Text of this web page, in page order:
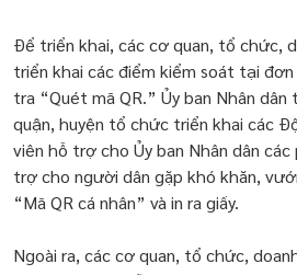
Để triển khai, các cơ quan, tổ chức,
triển khai các điểm kiểm soát tại
tra “Quét mã QR.” Ủy ban Nhân
quận, huyện tổ chức triển khai các
viên hỗ trợ cho Ủy ban Nhân dân
trợ cho người dân gặp khó khăn,
“Mã QR cá nhân” và in ra giấy.
Ngoài ra, các cơ quan, tổ chức,